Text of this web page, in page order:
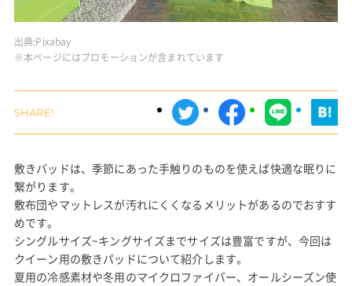
出典:Pixabay
※本ページにはプロモーションが含まれています
敷きパッドは、季節にあった手触りのものを使えば快適な眠りに
繋がります。
敷布団やマットレスが汚れにくくなるメリットがあるのでおすす
めです。
シングルサイズ~キングサイズまでサイズは豊富ですが、今回は
クイーン用の敷きパッドについて紹介します。
夏用の冷感素材や冬用のマイクロファイバー、オールシーズン使